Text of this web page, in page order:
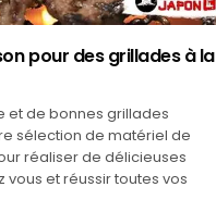
pour des grillades à la
et de bonnes grillades
sélection de matériel de
réaliser de délicieuses
et réussir toutes vos